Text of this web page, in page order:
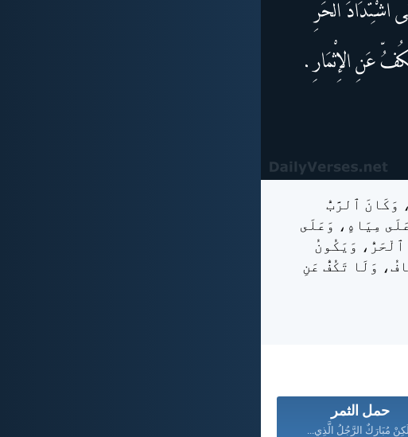
وَكَانَ ٱلرَّبُّ
مِيَاهٍ، وَعَلَى
ٱلْحَرُّ، وَيَكُونُ
وَلَا تَكُفُّ عَنِ
حمل الثمر
مُبَارَكٌ الرَّجُلُ الَّذِي...